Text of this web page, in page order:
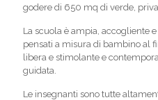
godere di 650 mq di verde,
La scuola è ampia, accogliente
pensati a misura di bambino al
libera e stimolante e
guidata.
Le insegnanti sono tutte